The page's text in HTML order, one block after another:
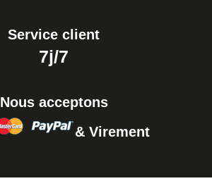
Service client
7j/7
Nous acceptons
& Virement